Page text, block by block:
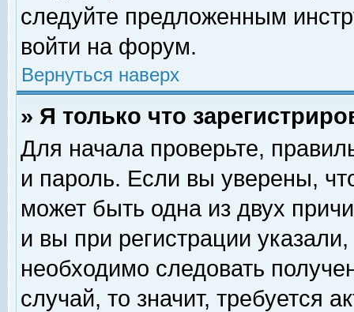
следуйте предложенным
войти на форум.
Вернуться наверх
» Я только что
Для начала проверьте,
и пароль. Если вы уверены,
может быть одна из двух
и вы при регистрации
необходимо следовать
случай, то значит, требуется